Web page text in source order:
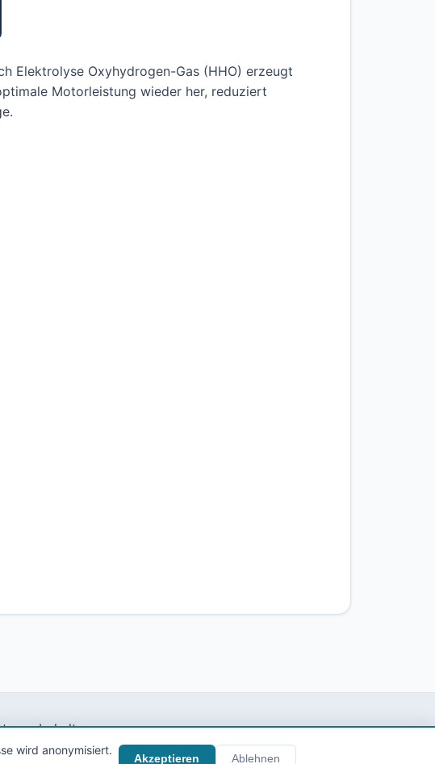
Elektrolyse Oxyhydrogen-Gas (HHO) erzeugt
Motorleistung wieder her, reduziert
vorbehalten.
wird anonymisiert.
Akzeptieren Ablehnen